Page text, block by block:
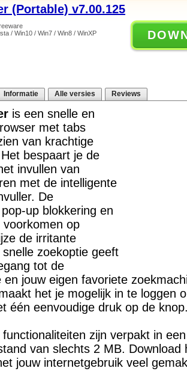
(Portable) v7.00.125
/ Win10 / Win7 / Win8 / WinXP
Informatie Alle versies Reviews
is een snelle en
met tabs
van krachtige
bespaart je de
invullen van
met de intelligente
De
up blokkering en
voorkomen op
de irritante
zoekoptie geeft
tot de
en jouw eigen favoriete
het je mogelijk in te loggen
één eenvoudige druk op de
functionaliteiten zijn verpakt in
van slechts 2 MB.
jouw internetgebruik veel